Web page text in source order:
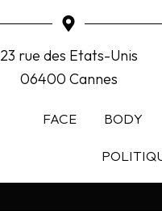
23 rue des Etats-Unis
06400 Cannes
FACE BODY